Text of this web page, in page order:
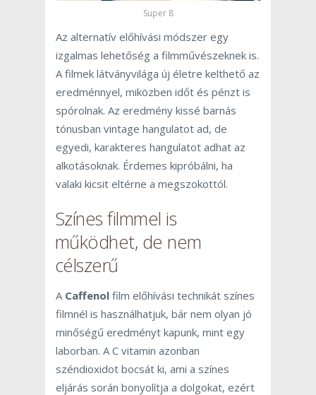
Super 8
Az alternatív előhívási módszer egy
izgalmas lehetőség a filmművészeknek is.
A filmek látványvilága új életre kelthető az
eredménnyel, miközben időt és pénzt is
spórolnak. Az eredmény kissé barnás
tónusban vintage hangulatot ad, de
egyedi, karakteres hangulatot adhat az
alkotásoknak. Érdemes kipróbálni, ha
valaki kicsit eltérne a megszokottól.
Színes filmmel is
működhet, de nem
célszerű
A Caffenol film előhívási technikát színes
filmnél is használhatjuk, bár nem olyan jó
minőségű eredményt kapunk, mint egy
laborban. A C vitamin azonban
széndioxidot bocsát ki, ami a színes
eljárás során bonyolítja a dolgokat, ezért